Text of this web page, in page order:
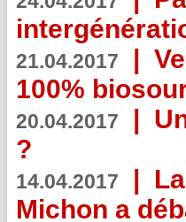
21.04.2017 |
100%
20.04.2017 |
?
14.04.2017 |
Michon a